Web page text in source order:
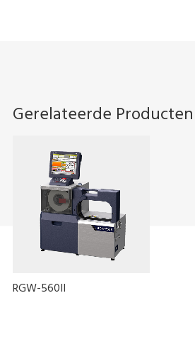
Gerelateerde Producten
RGW-560II